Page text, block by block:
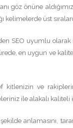
göz önüne
kelimelerde üst
SEO uyumlu
en uygun ve
kitlenizin ve
ile alakalı kaliteli
anlamasını,